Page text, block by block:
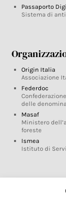
Passaporto
Sistema di
Origin Italia
Associazione
Federdoc
delle
Masaf
Ministero
foreste
Ismea
Istituto di
Glossario